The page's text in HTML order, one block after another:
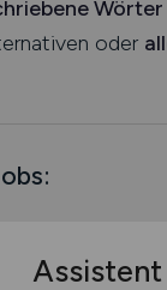
Wörter
oder
Assistent